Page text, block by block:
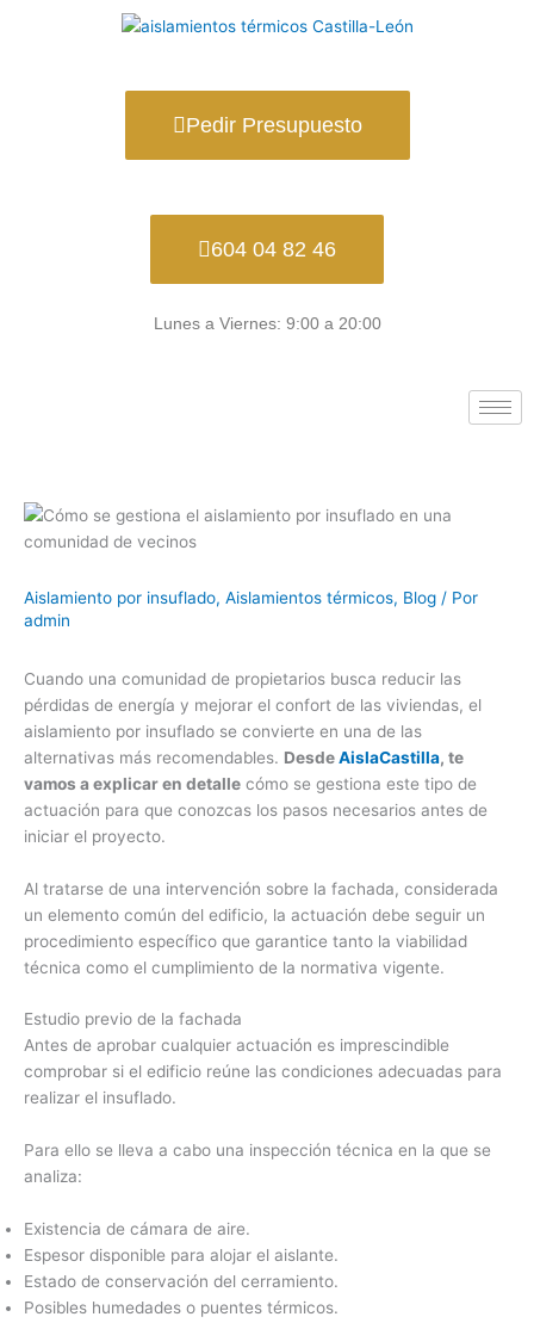
Pedir Presupuesto
604 04 82 46
Lunes a Viernes: 9:00 a 20:00
Aislamiento por insuflado, Aislamientos térmicos, Blog / Por
admin
Cuando una comunidad de propietarios busca reducir las
pérdidas de energía y mejorar el confort de las viviendas, el
aislamiento por insuflado se convierte en una de las
alternativas más recomendables. DesdeAislaCastilla, te
vamos a explicar en detalle cómo se gestiona este tipo de
actuación para que conozcas los pasos necesarios antes de
iniciar el proyecto.
Al tratarse de una intervención sobre la fachada, considerada
un elemento común del edificio, la actuación debe seguir un
procedimiento específico que garantice tanto la viabilidad
técnica como el cumplimiento de la normativa vigente.
Estudio previo de la fachada
Antes de aprobar cualquier actuación es imprescindible
comprobar si el edificio reúne las condiciones adecuadas para
realizar el insuflado.
Para ello se lleva a cabo una inspección técnica en la que se
analiza:
Existencia de cámara de aire.
Espesor disponible para alojar el aislante.
Estado de conservación del cerramiento.
Posibles humedades o puentes térmicos.